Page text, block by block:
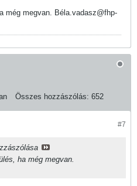
még megvan. Béla.vadasz@fhp-
Összes hozzászólás: 652
#7
ha még megvan.